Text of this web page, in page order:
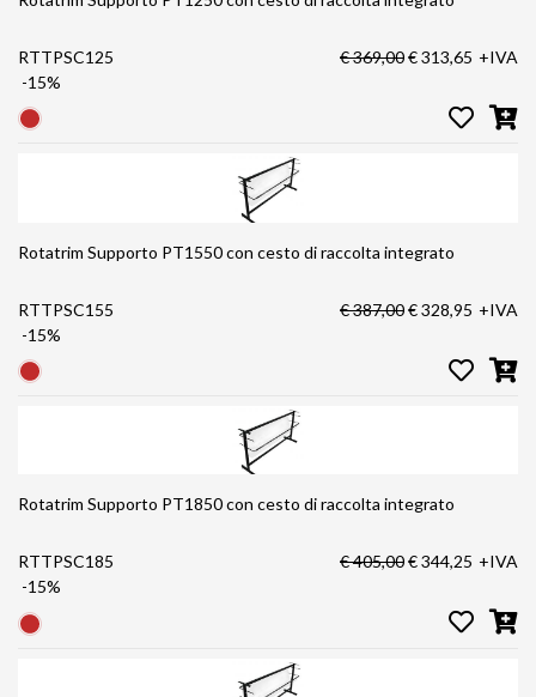
RTTPSC125
-15%
€ 369,00€ 313,65 +IVA
Rotatrim Supporto PT1550 con cesto di raccolta integrato
RTTPSC155
-15%
€ 387,00€ 328,95 +IVA
Rotatrim Supporto PT1850 con cesto di raccolta integrato
RTTPSC185
-15%
€ 405,00€ 344,25 +IVA